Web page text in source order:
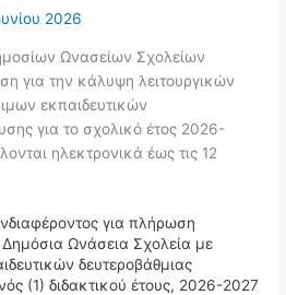
2026
Ωνασείων Σχολείων
για την κάλυψη λειτουργικών
εκπαιδευτικών
για το σχολικό έτος 2026-
ηλεκτρονικά έως τις 12
για πλήρωση
Ωνάσεια Σχολεία με
δευτεροβάθμιας
(1) διδακτικού έτους, 2026-2027